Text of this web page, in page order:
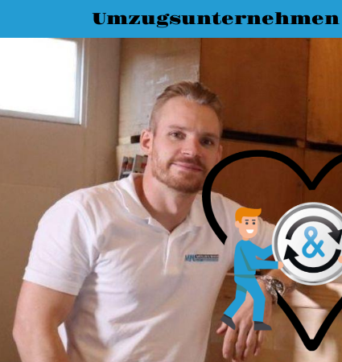
Umzugsunternehmen